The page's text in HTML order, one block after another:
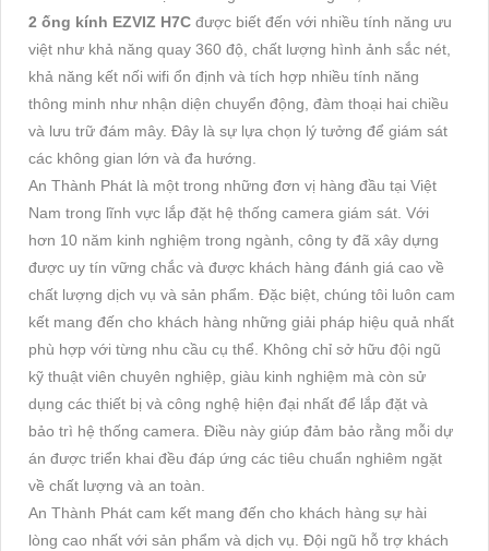
2 ống kính EZVIZ H7C được biết đến với nhiều tính năng ưu
việt như khả năng quay 360 độ, chất lượng hình ảnh sắc nét,
khả năng kết nối wifi ổn định và tích hợp nhiều tính năng
thông minh như nhận diện chuyển động, đàm thoại hai chiều
và lưu trữ đám mây. Đây là sự lựa chọn lý tưởng để giám sát
các không gian lớn và đa hướng.
An Thành Phát là một trong những đơn vị hàng đầu tại Việt
Nam trong lĩnh vực lắp đặt hệ thống camera giám sát. Với
hơn 10 năm kinh nghiệm trong ngành, công ty đã xây dựng
được uy tín vững chắc và được khách hàng đánh giá cao về
chất lượng dịch vụ và sản phẩm. Đặc biệt, chúng tôi luôn cam
kết mang đến cho khách hàng những giải pháp hiệu quả nhất
phù hợp với từng nhu cầu cụ thể. Không chỉ sở hữu đội ngũ
kỹ thuật viên chuyên nghiệp, giàu kinh nghiệm mà còn sử
dụng các thiết bị và công nghệ hiện đại nhất để lắp đặt và
bảo trì hệ thống camera. Điều này giúp đảm bảo rằng mỗi dự
án được triển khai đều đáp ứng các tiêu chuẩn nghiêm ngặt
về chất lượng và an toàn.
An Thành Phát cam kết mang đến cho khách hàng sự hài
lòng cao nhất với sản phẩm và dịch vụ. Đội ngũ hỗ trợ khách